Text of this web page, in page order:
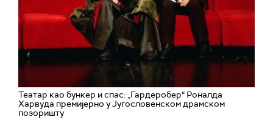
Театар као бункер и спас: „Гардеробер“ Роналда
Харвуда премијерно у Југословенском драмском
позоришту